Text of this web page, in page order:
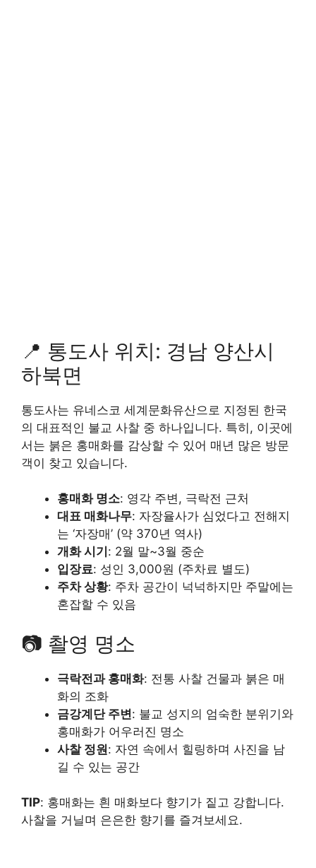
📍 통도사 위치: 경남 양산시
하북면
통도사는 유네스코 세계문화유산으로 지정된 한국
의 대표적인 불교 사찰 중 하나입니다. 특히, 이곳에
서는 붉은 홍매화를 감상할 수 있어 매년 많은 방문
객이 찾고 있습니다.
홍매화 명소: 영각 주변, 극락전 근처
대표 매화나무: 자장율사가 심었다고 전해지
는 ‘자장매’ (약 370년 역사)
개화 시기 : 2월 말~3월 중순
입장료: 성인 3,000원 (주차료 별도)
주차 상황: 주차 공간이 넉넉하지만 주말에는
혼잡할 수 있음
📷 촬영 명소
극락전과 홍매화: 전통 사찰 건물과 붉은 매
화의 조화
금강계단 주변: 불교 성지의 엄숙한 분위기와
홍매화가 어우러진 명소
사찰 정원: 자연 속에서 힐링하며 사진을 남
길 수 있는 공간
TIP: 홍매화는 흰 매화보다 향기가 짙고 강합니다.
사찰을 거닐며 은은한 향기를 즐겨보세요.